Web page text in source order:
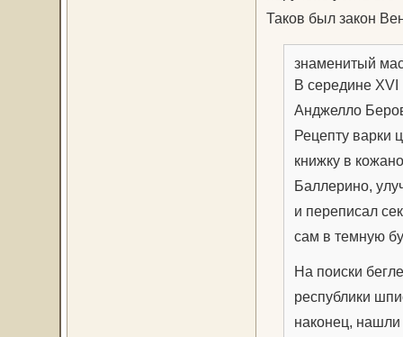
Таков был закон
знаменитый
В середине XVI
Анджелло
Рецепту варки
книжку в
Баллерино,
и переписал
сам в темную
На поиски
республики
наконец,